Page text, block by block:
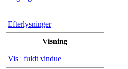
Efterlysninger
Visning
Vis i fuldt vindue